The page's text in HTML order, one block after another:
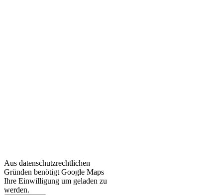
Aus datenschutzrechtlichen
Gründen benötigt Google Maps
Ihre Einwilligung um geladen zu
werden.